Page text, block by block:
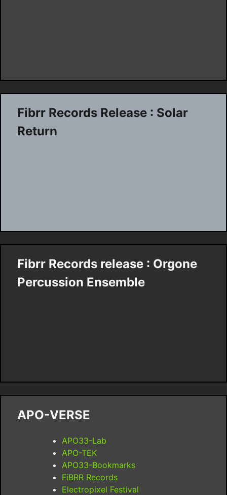
Fibrr Records Release : Solar
Return
Fibrr Records release : Orgone
Percussion Ensemble
APO-VERSE
APO33-Lab
APO-TEK
APO33-Bookmarks
FiBRR Records
Electropixel Festival